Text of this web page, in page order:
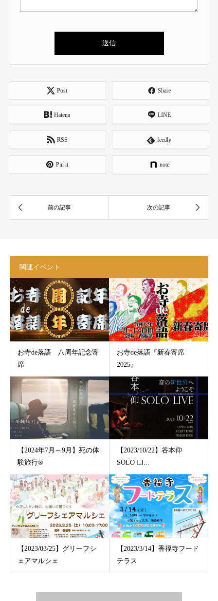
Post Share
Hatena LINE
RSS feedly
Pin it note
関連イベント
お寺de落語 八周年記念寄
席
お寺de落語『新春寄席
2025』
【2024年7月～9月】死の体
験旅行®
【2023/10/22】谷本仰
SOLO LI...
【2023/03/25】グリーフシ
ェアマルシェ
【2023/3/14】香福寺フード
テラス